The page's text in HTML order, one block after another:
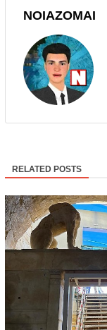
ΝΟΙΑΖΟΜΑΙ
RELATED POSTS